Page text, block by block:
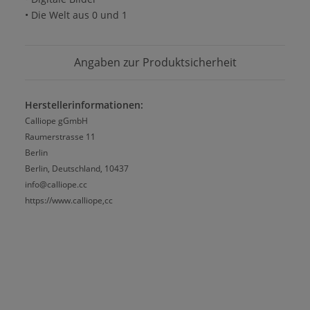
• Die Welt aus 0 und 1
Angaben zur Produktsicherheit
Herstellerinformationen:
Calliope gGmbH
Raumerstrasse 11
Berlin
Berlin, Deutschland, 10437
info@calliope.cc
https://www.calliope,cc